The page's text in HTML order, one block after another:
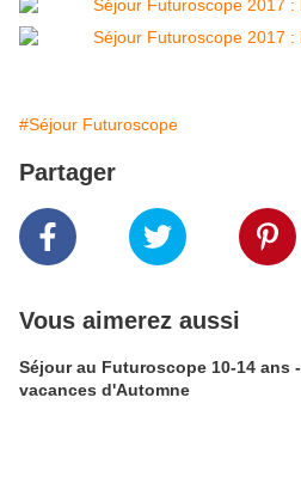
#Séjour Futuroscope
Partager
Vous aimerez aussi
Séjour au Futuroscope 10-14 ans -
vacances d'Automne